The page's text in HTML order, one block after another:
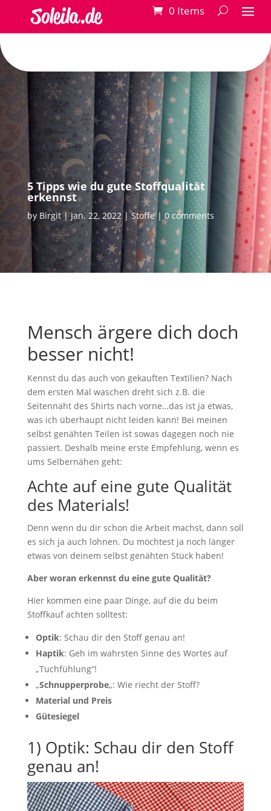
0 Items
5 Tipps wie du gute Stoffqualität
erkennst
by Birgit Jan. 22, 2022 Stoffe 0 comments
Mensch ärgere dich doch
besser nicht!
Kennst du das auch von gekauften Textilien? Nach
dem ersten Mal waschen dreht sich z.B. die
Seitennaht des Shirts nach vorne…das ist ja etwas,
was ich überhaupt nicht leiden kann! Bei meinen
selbst genähten Teilen ist sowas dagegen noch nie
passiert. Deshalb meine erste Empfehlung, wenn es
ums Selbernähen geht:
Achte auf eine gute Qualität
des Materials!
Denn wenn du dir schon die Arbeit machst, dann soll
es sich ja auch lohnen. Du möchtest ja noch länger
etwas von deinem selbst genähten Stück haben!
Aber woran erkennst du eine gute Qualität?
Hier kommen eine paar Dinge, auf die du beim
Stoffkauf achten solltest:
Optik: Schau dir den Stoff genau an!
Haptik: Geh im wahrsten Sinne des Wortes auf
„Tuchfühlung“!
„Schnupperprobe„: Wie riecht der Stoff?
Material und Preis
Gütesiegel
1) Optik: Schau dir den Stoff
genau an!